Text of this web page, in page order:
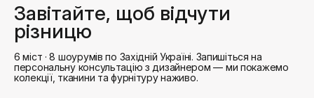
Завітайте, щоб відчути
різницю
6 міст · 8 шоурумів по Західній Україні. Запишіться на
персональну консультаціюз дизайнером — ми покажемо
колекції, тканини та фурнітуру наживо.